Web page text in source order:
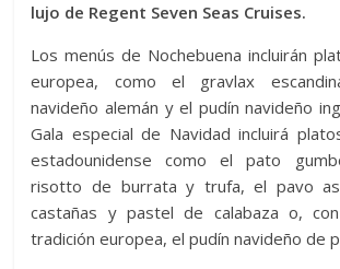
lujo de Regent Seven Seas Cruises.
Los menús de Nochebuena incluirán
europea, como el gravlax
navideño alemán y el pudín navideño
Gala especial de Navidad incluirá
estadounidense como el pato
risotto de burrata y trufa, el pavo
castañas y pastel de calabaza o,
tradición europea, el pudín navideño de